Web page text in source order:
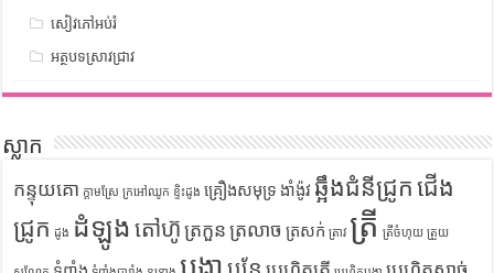
សៀវភៅអប់រំ
អត្ថបទស្រាវជ្រាវ
ស្លាក
កន្ទុយគោ ក្តាមស្រែ ក្រអៅឈូក ខ្ទិះដូង គ្រឿងសមុទ្រ ងាំង៉ូវ ឆ្អឹងជំនីជ្រូក ជើង
ជ្រូក ដូង ដំឡូង តៅហ៊ូ ត្រកួន ត្រលាច ត្រសក់ ត្រាវ ត្រី ត្រីចំហុយ ត្រួយ